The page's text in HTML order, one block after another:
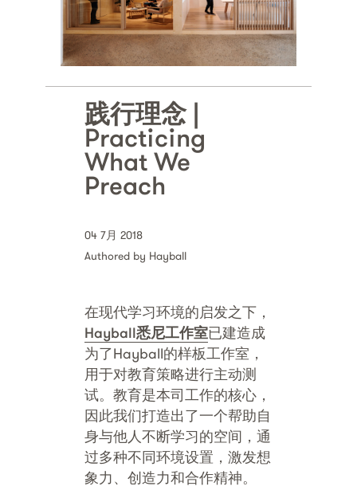
践行理念 |
Practicing
What We
Preach
04 7月 2018
Authored by Hayball
在现代学习环境的启发之下，
Hayball悉尼工作室已建造成
为了Hayball的样板工作室，
用于对教育策略进行主动测
试。教育是本司工作的核心，
因此我们打造出了一个帮助自
身与他人不断学习的空间，通
过多种不同环境设置，激发想
象力、创造力和合作精神。